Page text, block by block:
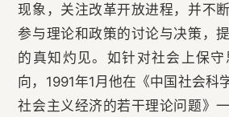
现象，关注改革开放进程，并不
参与理论和政策的讨论与决策，
的真知灼见。如针对社会上保
向，1991年1月他在《中国社会科
社会主义经济的若干理论问题》